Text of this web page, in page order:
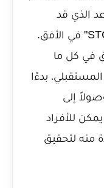
الذي قد
يحمله "سوشيال ميديا مفتوح STC" في الأفق.
في كل ما
بدءًا
إلى
للأفراد
منه لتحقيق